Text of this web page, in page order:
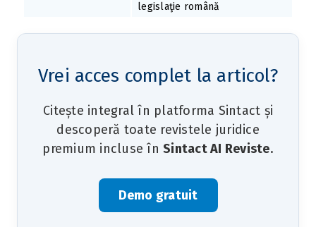
legislaţie română
Vrei acces complet la articol?
Citește integral în platforma Sintact și
descoperă toate revistele juridice
premium incluse în Sintact AI Reviste.
Demo gratuit